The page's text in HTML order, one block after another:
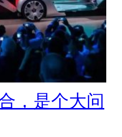
，是个大问